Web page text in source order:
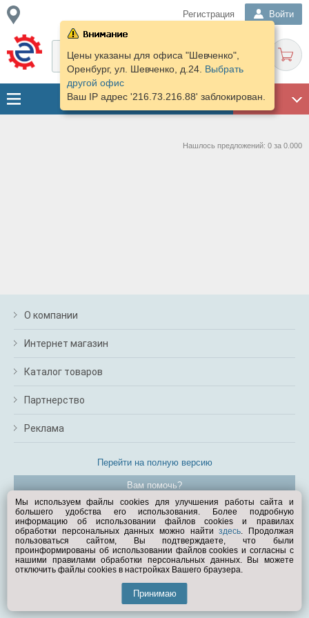
Регистрация Войти
ГАРАЖ
Цены указаны для офиса "Шевченко",
Оренбург, ул. Шевченко, д.24. Выбрать
другой офис
Ваш IP адрес '216.73.216.88' заблокирован.
Нашлось предложений: 0 за 0.000
О компании
Интернет магазин
Каталог товаров
Партнерство
Реклама
Перейти на полную версию
Вам помочь?
© Exist.ru 1998—2026
Мы используем файлы cookies для улучшения работы сайта и
большего удобства его использования. Более подробную
информацию об использовании файлов cookies и правилах
обработки персональных данных можно найтиздесь. Продолжая
пользоваться сайтом, Вы подтверждаете, что были
проинформированы об использовании файлов cookies и согласны с
нашими правилами обработки персональных данных. Вы можете
отключить файлы cookies в настройках Вашего браузера.
Принимаю